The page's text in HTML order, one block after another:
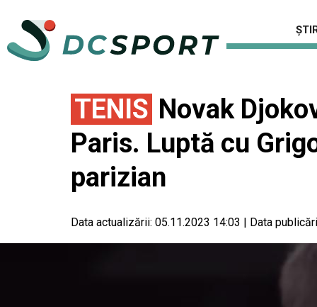
TENIS Novak
Paris. Luptă cu
parizian
Data actualizării: 05.11.2023 14:03 | Data